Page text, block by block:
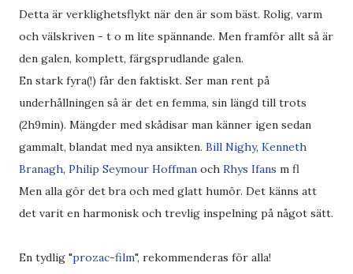
Detta är verklighetsflykt när den är som bäst. Rolig, varm
och välskriven - t o m lite spännande. Men framför allt så är
den galen, komplett, färgsprudlande galen.
En stark fyra(!) får den faktiskt. Ser man rent på
underhållningen så är det en femma, sin längd till trots
(2h9min). Mängder med skådisar man känner igen sedan
gammalt, blandat med nya ansikten. Bill Nighy, Kenneth
Branagh, Philip Seymour Hoffman och Rhys Ifans m fl
Men alla gör det bra och med glatt humör. Det känns att
det varit en harmonisk och trevlig inspelning på något sätt.
En tydlig "prozac-film", rekommenderas för alla!